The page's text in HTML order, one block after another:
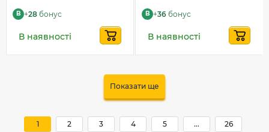
B +28 бонус
В наявності
B +36 бонус
В наявності
Показати ще
1 2 3 4 5 ... 26